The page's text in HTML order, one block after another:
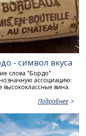
- символ вкуса
слова "Бордо"
ассоциацию:
высококлассные вина.
Подробнее